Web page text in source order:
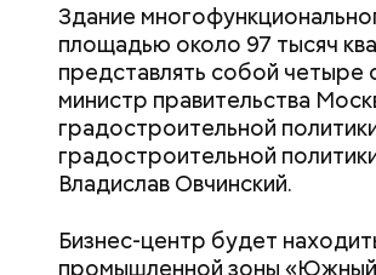
Здание
площадью около 97 тысяч
представлять собой
министр правительства
градостроительной
градостроительной
Владислав Овчинский.
Бизнес-центр будет
промышленной зоны
Дом будет расположен в
транспортной
станция метро
Гольяновский парк.
Как поменять
не получить